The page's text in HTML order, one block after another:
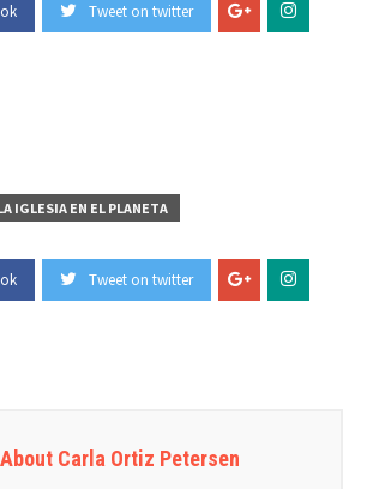
Tweet on twitter
IGLESIA EN EL PLANETA
Tweet on twitter
About Carla Ortiz Petersen